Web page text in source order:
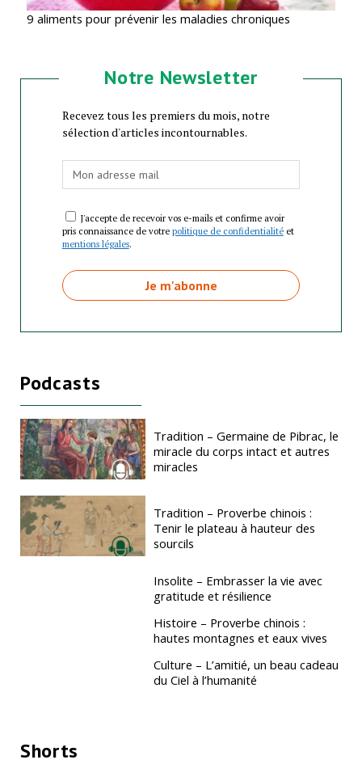
9 aliments pour prévenir les maladies chroniques
Notre Newsletter
Recevez tous les premiers du mois, notre
sélection d'articles incontournables.
J'accepte de recevoir vos e-mails et confirme avoir
pris connaissance de votre politique de confidentialitéet
mentions légales.
Podcasts
Tradition – Germaine de Pibrac, le
miracle du corps intact et autres
miracles
Tradition – Proverbe chinois :
Tenir le plateau à hauteur des
sourcils
Insolite – Embrasser la vie avec
gratitude et résilience
Histoire – Proverbe chinois :
hautes montagnes et eaux vives
Culture – L’amitié, un beau cadeau
du Ciel à l’humanité
Shorts